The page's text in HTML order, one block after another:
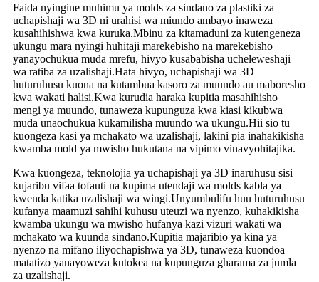
Faida nyingine muhimu ya molds za sindano za plastiki za
uchapishaji wa 3D ni urahisi wa miundo ambayo inaweza
kusahihishwa kwa kuruka.Mbinu za kitamaduni za kutengeneza
ukungu mara nyingi huhitaji marekebisho na marekebisho
yanayochukua muda mrefu, hivyo kusababisha ucheleweshaji
wa ratiba za uzalishaji.Hata hivyo, uchapishaji wa 3D
huturuhusu kuona na kutambua kasoro za muundo au maboresho
kwa wakati halisi.Kwa kurudia haraka kupitia masahihisho
mengi ya muundo, tunaweza kupunguza kwa kiasi kikubwa
muda unaochukua kukamilisha muundo wa ukungu.Hii sio tu
kuongeza kasi ya mchakato wa uzalishaji, lakini pia inahakikisha
kwamba mold ya mwisho hukutana na vipimo vinavyohitajika.
Kwa kuongeza, teknolojia ya uchapishaji ya 3D inaruhusu sisi
kujaribu vifaa tofauti na kupima utendaji wa molds kabla ya
kwenda katika uzalishaji wa wingi.Unyumbulifu huu huturuhusu
kufanya maamuzi sahihi kuhusu uteuzi wa nyenzo, kuhakikisha
kwamba ukungu wa mwisho hufanya kazi vizuri wakati wa
mchakato wa kuunda sindano.Kupitia majaribio ya kina ya
nyenzo na mifano iliyochapishwa ya 3D, tunaweza kuondoa
matatizo yanayoweza kutokea na kupunguza gharama za jumla
za uzalishaji.